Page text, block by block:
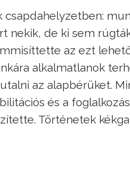
nekik, de ki sem
az ezt
alkalmatlanok
az alapbérüket.
és a
Történetek